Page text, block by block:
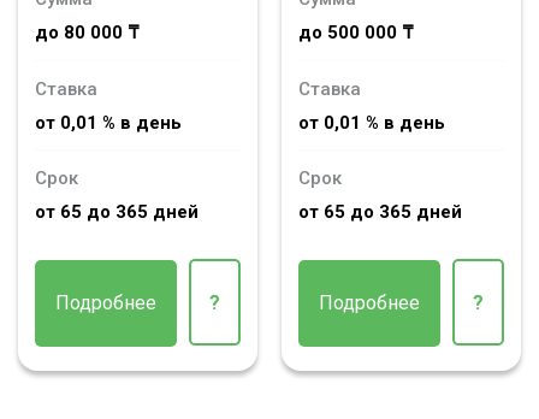
до 80 000 ₸
Ставка
от 0,01 % в день
Срок
от 65 до 365 дней
Подробнее ?
до 500 000 ₸
Ставка
от 0,01 % в день
Срок
от 65 до 365 дней
Подробнее ?